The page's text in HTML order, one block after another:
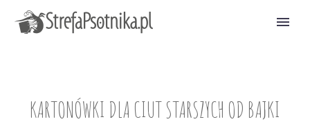
KARTONÓWKI DLA CIUT STARSZYCH OD BAJKI